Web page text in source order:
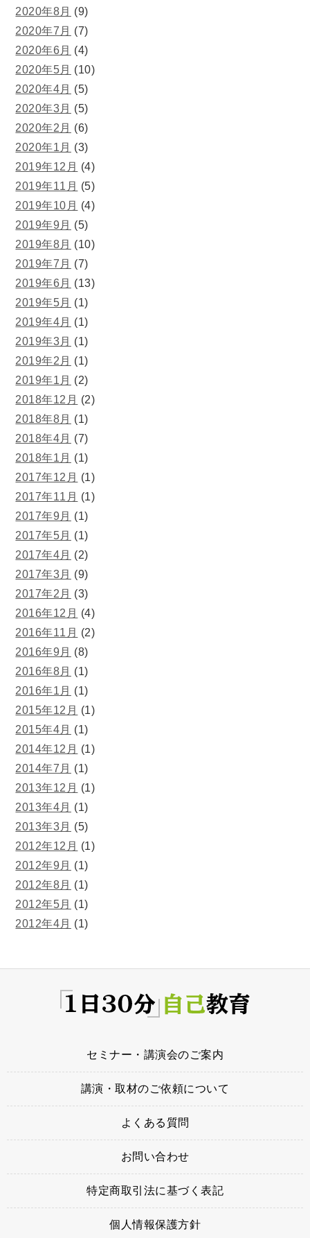
2020年8月 (9)
2020年7月 (7)
2020年6月 (4)
2020年5月 (10)
2020年4月 (5)
2020年3月 (5)
2020年2月 (6)
2020年1月 (3)
2019年12月 (4)
2019年11月 (5)
2019年10月 (4)
2019年9月 (5)
2019年8月 (10)
2019年7月 (7)
2019年6月 (13)
2019年5月 (1)
2019年4月 (1)
2019年3月 (1)
2019年2月 (1)
2019年1月 (2)
2018年12月 (2)
2018年8月 (1)
2018年4月 (7)
2018年1月 (1)
2017年12月 (1)
2017年11月 (1)
2017年9月 (1)
2017年5月 (1)
2017年4月 (2)
2017年3月 (9)
2017年2月 (3)
2016年12月 (4)
2016年11月 (2)
2016年9月 (8)
2016年8月 (1)
2016年1月 (1)
2015年12月 (1)
2015年4月 (1)
2014年12月 (1)
2014年7月 (1)
2013年12月 (1)
2013年4月 (1)
2013年3月 (5)
2012年12月 (1)
2012年9月 (1)
2012年8月 (1)
2012年5月 (1)
2012年4月 (1)
セミナー・講演会のご案内
講演・取材のご依頼について
よくある質問
お問い合わせ
特定商取引法に基づく表記
個人情報保護方針